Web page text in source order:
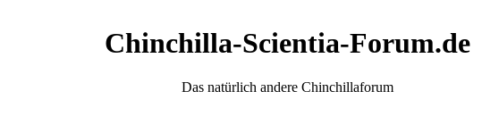
Chinchilla-Scientia-Forum.de
Das natürlich andere Chinchillaforum